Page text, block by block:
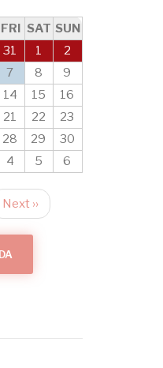
FRI SAT SUN
31 1
2
7 8
9
14 15
16
21 22
23
28 29
30
4 5 6
Next ››